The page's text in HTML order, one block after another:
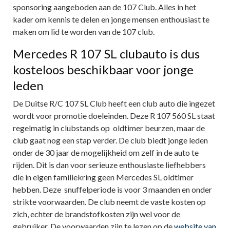
sponsoring aangeboden aan de 107 Club. Alles in het
kader om kennis te delen en jonge mensen enthousiast te
maken om lid te worden van de 107 club.
Mercedes R 107 SL clubauto is dus
kosteloos beschikbaar voor jonge
leden
De Duitse R/C 107 SL Club heeft een club auto die ingezet
wordt voor promotie doeleinden. Deze R 107 560 SL staat
regelmatig in clubstands op oldtimer beurzen, maar de
club gaat nog een stap verder. De club biedt jonge leden
onder de 30 jaar de mogelijkheid om zelf in de auto te
rijden. Dit is dan voor serieuze enthousiaste liefhebbers
die in eigen familiekring geen Mercedes SL oldtimer
hebben. Deze snuffelperiode is voor 3 maanden en onder
strikte voorwaarden. De club neemt de vaste kosten op
zich, echter de brandstofkosten zijn wel voor de